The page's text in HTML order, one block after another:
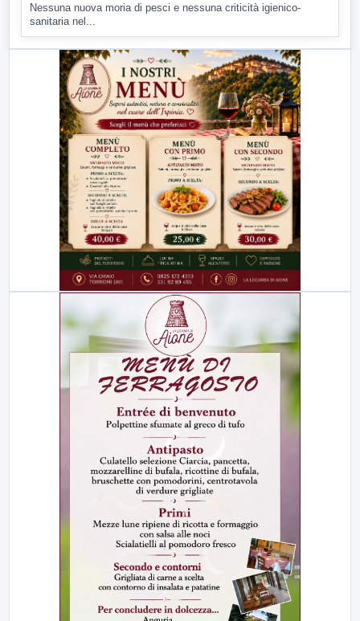
Nessuna nuova moria di pesci e nessuna criticità igienico-
sanitaria nel...